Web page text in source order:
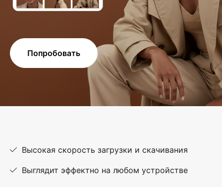
Попробовать
Высокая скорость загрузки и скачивания
Выглядит эффектно на любом устройстве